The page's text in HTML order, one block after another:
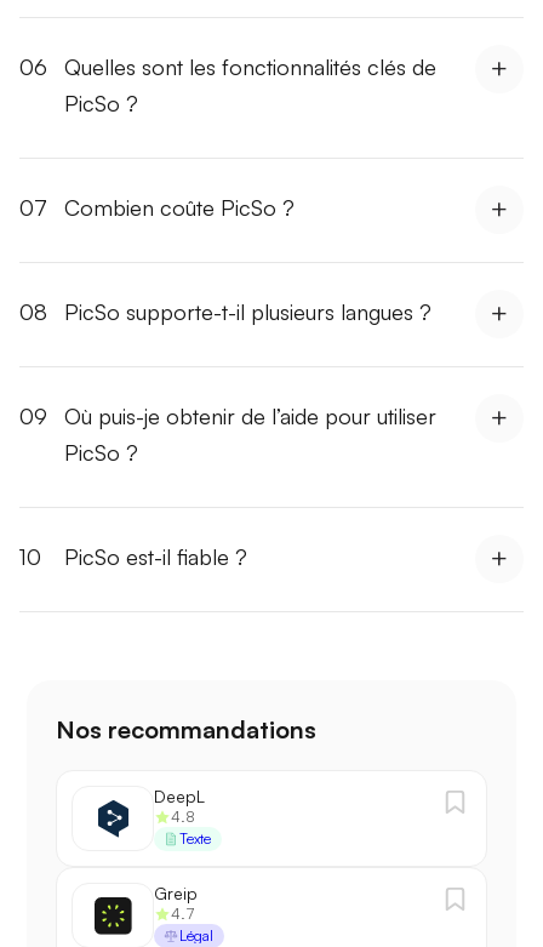
06
Quelles sont les fonctionnalités clés de
PicSo ?
07 Combien coûte PicSo ?
08 PicSo supporte-t-il plusieurs langues ?
09
Où puis-je obtenir de l’aide pour utiliser
PicSo ?
10 PicSo est-il fiable ?
Nos recommandations
DeepL
4.8
Texte
Greip
4.7
Légal